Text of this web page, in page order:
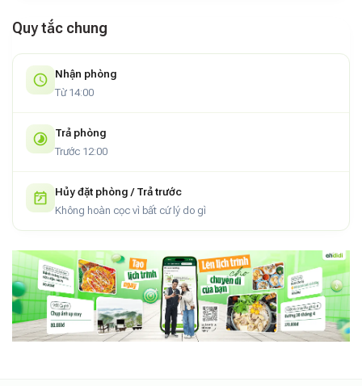
Quy tắc chung
Nhận phòng
Từ 14:00
Trả phòng
Trước 12:00
Hủy đặt phòng / Trả trước
Không hoàn cọc vì bất cứ lý do gì